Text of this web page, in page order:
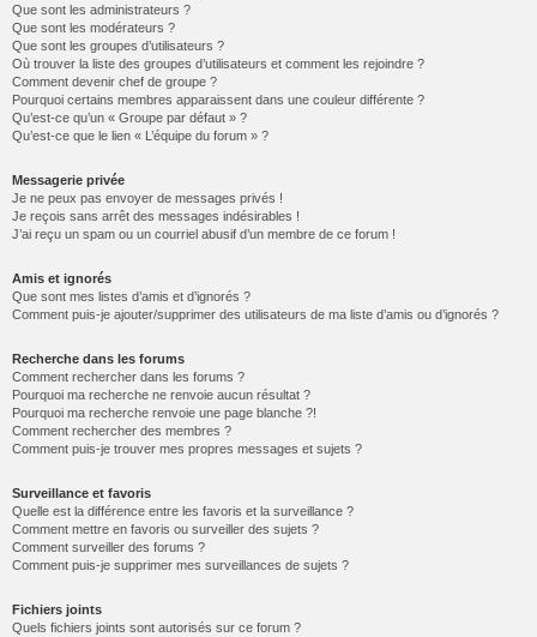
Que sont les administrateurs ?
Que sont les modérateurs ?
Que sont les groupes d’utilisateurs ?
Où trouver la liste des groupes d’utilisateurs et comment les rejoindre ?
Comment devenir chef de groupe ?
Pourquoi certains membres apparaissent dans une couleur différente ?
Qu’est-ce qu’un « Groupe par défaut » ?
Qu’est-ce que le lien « L’équipe du forum » ?
Messagerie privée
Je ne peux pas envoyer de messages privés !
Je reçois sans arrêt des messages indésirables !
J’ai reçu un spam ou un courriel abusif d’un membre de ce forum !
Amis et ignorés
Que sont mes listes d’amis et d’ignorés ?
Comment puis-je ajouter/supprimer des utilisateurs de ma liste d’amis ou d’ignorés ?
Recherche dans les forums
Comment rechercher dans les forums ?
Pourquoi ma recherche ne renvoie aucun résultat ?
Pourquoi ma recherche renvoie une page blanche ?!
Comment rechercher des membres ?
Comment puis-je trouver mes propres messages et sujets ?
Surveillance et favoris
Quelle est la différence entre les favoris et la surveillance ?
Comment mettre en favoris ou surveiller des sujets ?
Comment surveiller des forums ?
Comment puis-je supprimer mes surveillances de sujets ?
Fichiers joints
Quels fichiers joints sont autorisés sur ce forum ?